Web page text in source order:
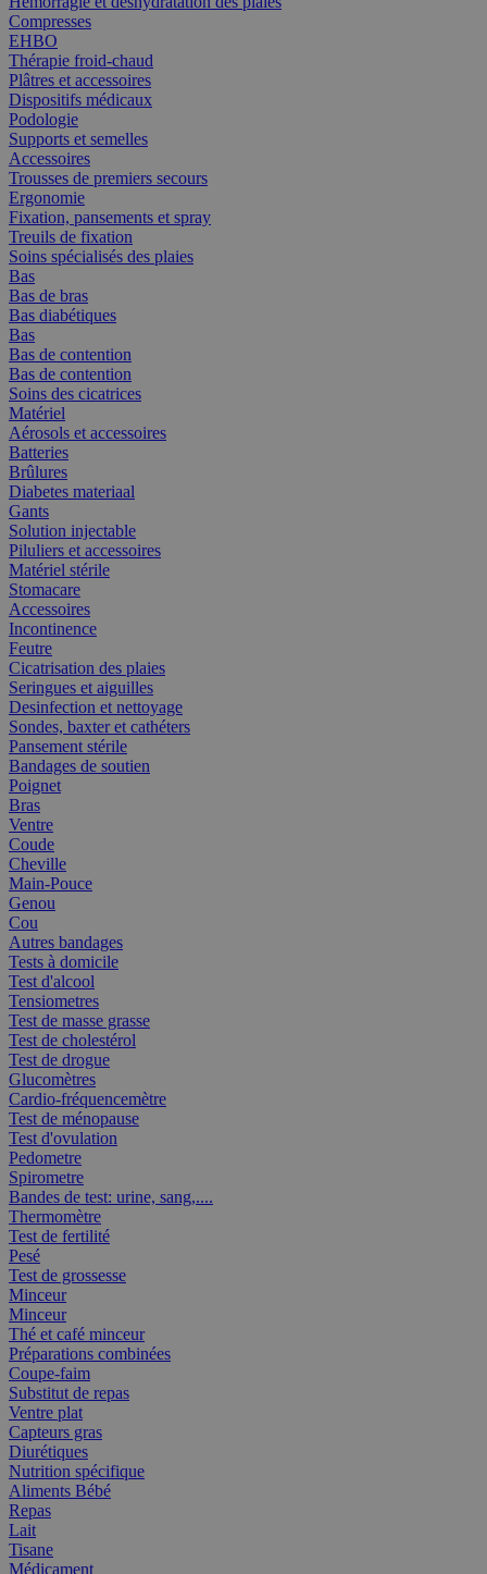
Compresses
EHBO
Thérapie froid-chaud
Plâtres et accessoires
Dispositifs médicaux
Podologie
Supports et semelles
Accessoires
Trousses de premiers secours
Ergonomie
Fixation, pansements et spray
Treuils de fixation
Soins spécialisés des plaies
Bas
Bas de bras
Bas diabétiques
Bas
Bas de contention
Bas de contention
Soins des cicatrices
Matériel
Aérosols et accessoires
Batteries
Brûlures
Diabetes materiaal
Gants
Solution injectable
Piluliers et accessoires
Matériel stérile
Stomacare
Accessoires
Incontinence
Feutre
Cicatrisation des plaies
Seringues et aiguilles
Desinfection et nettoyage
Sondes, baxter et cathéters
Pansement stérile
Bandages de soutien
Poignet
Bras
Ventre
Coude
Cheville
Main-Pouce
Genou
Cou
Autres bandages
Tests à domicile
Test d'alcool
Tensiometres
Test de masse grasse
Test de cholestérol
Test de drogue
Glucomètres
Cardio-fréquencemètre
Test de ménopause
Test d'ovulation
Pedometre
Spirometre
Bandes de test: urine, sang,....
Thermomètre
Test de fertilité
Pesé
Test de grossesse
Minceur
Minceur
Thé et café minceur
Préparations combinées
Coupe-faim
Substitut de repas
Ventre plat
Capteurs gras
Diurétiques
Nutrition spécifique
Aliments Bébé
Repas
Lait
Tisane
Médicament